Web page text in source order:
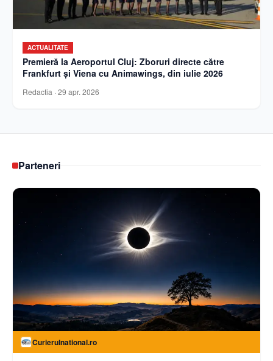
ACTUALITATE
Premieră la Aeroportul Cluj: Zboruri directe către
Frankfurt și Viena cu Animawings, din iulie 2026
Redactia · 29 apr. 2026
Parteneri
Curierulnational.ro